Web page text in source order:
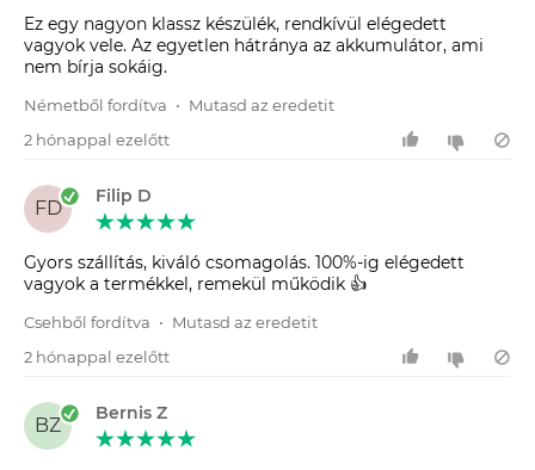
Ez egy nagyon klassz készülék, rendkívül elégedett
vagyok vele. Az egyetlen hátránya az akkumulátor, ami
nem bírja sokáig.
Németből fordítva • Mutasd az eredetit
2 hónappal ezelőtt
FD
Filip D
Gyors szállítás, kiváló csomagolás. 100%-ig elégedett
vagyok a termékkel, remekül működik 👍
Csehből fordítva • Mutasd az eredetit
2 hónappal ezelőtt
BZ
Bernis Z